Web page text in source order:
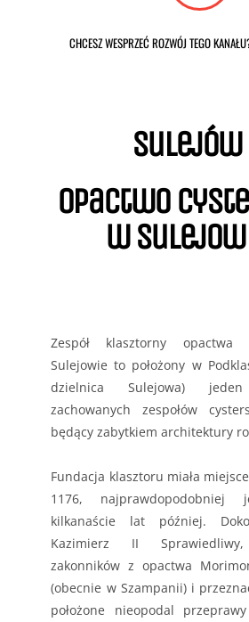
Sulejów
opactwo
w
Zespół klasztorny opactwa
Sulejowie to położony w
dzielnica Sulejowa)
zachowanych zespołów
będący zabytkiem architektury
Fundacja klasztoru miała
1176, najprawdopodobniej
kilkanaście lat później.
Kazimierz II Sprawiedliwy,
zakonników z opactwa
(obecnie w Szampanii) i
położone nieopodal
CHCESZ WESPRZEĆ ROZWÓJ TEGO